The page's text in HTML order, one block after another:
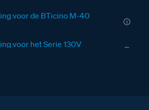
voor de BTicino M-40
voor het Serie 130V